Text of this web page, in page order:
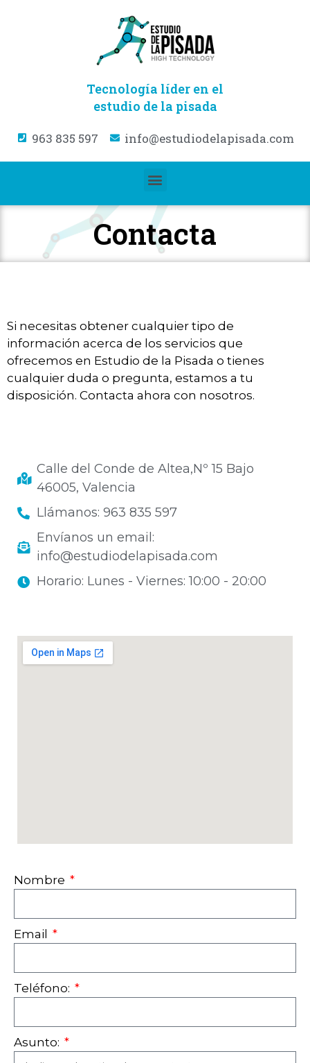
Tecnología líder en el
estudio de la pisada
963 835 597 info@estudiodelapisada.com
Contacta
Si necesitas obtener cualquier tipo de
información acerca de los servicios que
ofrecemos en Estudio de la Pisada o tienes
cualquier duda o pregunta, estamos a tu
disposición. Contacta ahora con nosotros.
Calle del Conde de Altea,Nº 15 Bajo
46005, Valencia
Llámanos: 963 835 597
Envíanos un email:
info@estudiodelapisada.com
Horario: Lunes - Viernes: 10:00 - 20:00
Nombre
Email
Teléfono:
Asunto: